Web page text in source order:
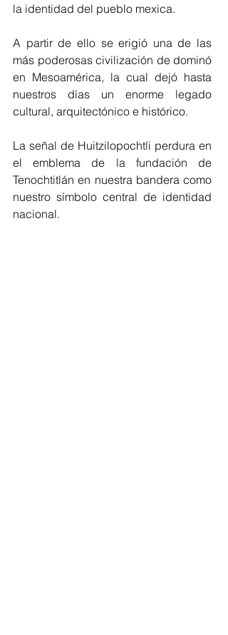
la identidad del pueblo mexica.
A partir de ello se erigió una de las
más poderosas civilización de dominó
en Mesoamérica, la cual dejó hasta
nuestros días un enorme legado
cultural, arquitectónico e histórico.
La señal de Huitzilopochtli perdura en
el emblema de la fundación de
Tenochtitlán en nuestra bandera como
nuestro símbolo central de identidad
nacional.